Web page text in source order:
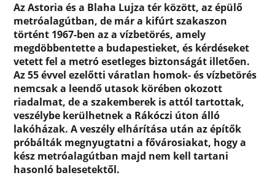
Az Astoria és a Blaha Lujza tér között, az épülő
metróalagútban, de már a kifúrt szakaszon
történt 1967-ben az a vízbetörés, amely
megdöbbentette a budapestieket, és kérdéseket
vetett fel a metró esetleges biztonságát illetően.
Az 55 évvel ezelőtti váratlan homok- és vízbetörés
nemcsak a leendő utasok körében okozott
riadalmat, de a szakemberek is attól tartottak,
veszélybe kerülhetnek a Rákóczi úton álló
lakóházak. A veszély elhárítása után az építők
próbálták megnyugtatni a fővárosiakat, hogy a
kész metróalagútban majd nem kell tartani
hasonló balesetektől.